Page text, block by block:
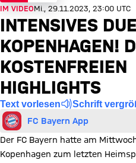
IM VIDEOMi., 29.11.2023, 23:00 UTC
INTENSIVES
KOPENHAGEN!
KOSTENFREIEN
HIGHLIGHTS
Text vorlesen Schrift
FC Bayern App
Der FC Bayern hatte am
Kopenhagen zum letzten